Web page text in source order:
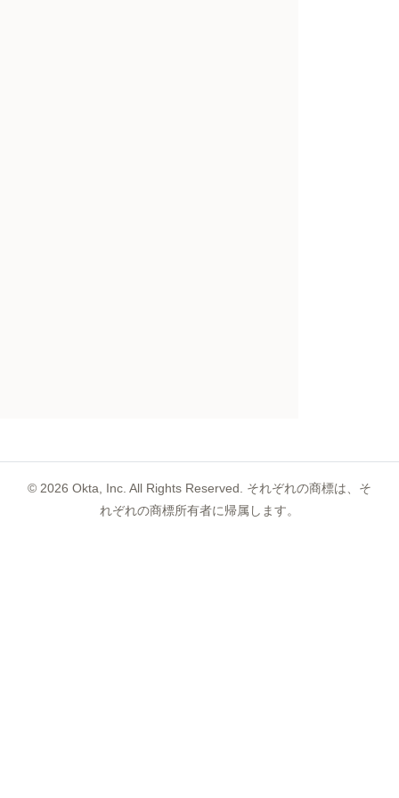
© 2026 Okta, Inc. All Rights Reserved. それぞれの商標は、そ
れぞれの商標所有者に帰属します。